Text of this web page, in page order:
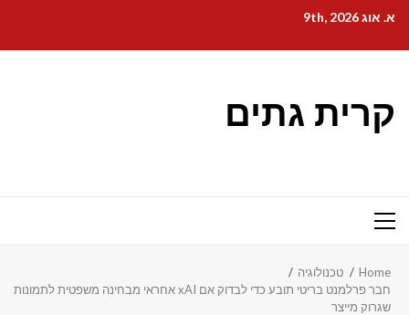
content
א. אוג 9th, 2026
קרית גתים
Primary
Home
טכנולוגיה
חבר פרלמנט בריטי תובע כדי לבדוק אם xAI אחראי מבחינה משפטית לתמונות
שגרוק מייצר